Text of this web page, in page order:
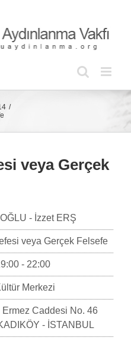
veya Gerçek
- İzzet ERŞ
veya Gerçek Felsefe
- 22:00
Merkezi
Caddesi No. 46
- İSTANBUL